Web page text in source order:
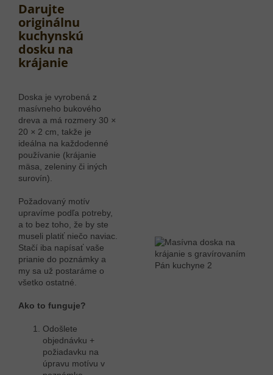
Darujte
originálnu
kuchynskú
dosku na
krájanie
Doska je vyrobená z
masívneho bukového
dreva a má rozmery 30 ×
20 × 2 cm , takže je
ideálna na každodenné
používanie (krájanie
mäsa, zeleniny či iných
surovín).
Požadovaný motív
upravíme podľa potreby,
a to bez toho, že by ste
museli platiť niečo naviac.
Stačí iba napísať vaše
prianie do poznámky a
my sa už postaráme o
všetko ostatné.
Ako to funguje?
Odošlete
objednávku +
požiadavku na
úpravu motívu v